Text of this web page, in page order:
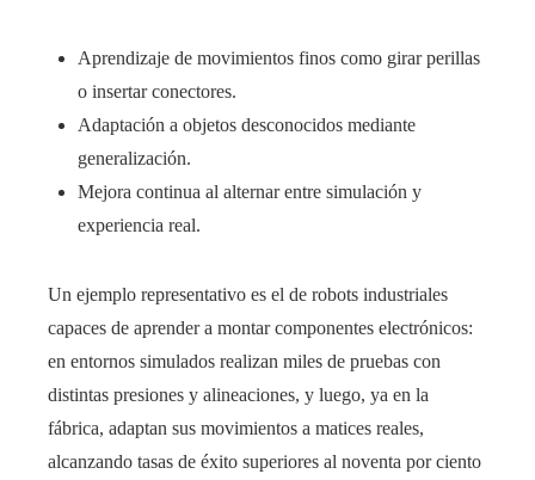
Aprendizaje de movimientos finos como girar perillas
o insertar conectores.
Adaptación a objetos desconocidos mediante
generalización.
Mejora continua al alternar entre simulación y
experiencia real.
Un ejemplo representativo es el de robots industriales
capaces de aprender a montar componentes electrónicos:
en entornos simulados realizan miles de pruebas con
distintas presiones y alineaciones, y luego, ya en la
fábrica, adaptan sus movimientos a matices reales,
alcanzando tasas de éxito superiores al noventa por ciento